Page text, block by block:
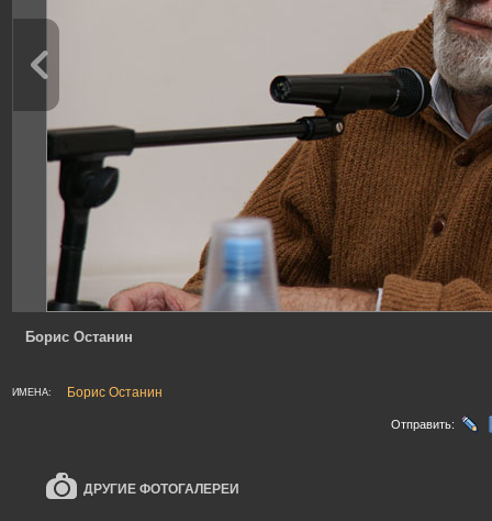
Борис Останин
ИМЕНА: Борис Останин
Отправить:
ДРУГИЕ ФОТОГАЛЕРЕИ